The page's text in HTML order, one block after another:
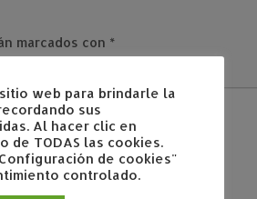
marcados con *
web para brindarle la
sus
Al hacer clic en
de TODAS las cookies.
de cookies"
controlado.